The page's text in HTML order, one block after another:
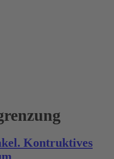
Kontruktives